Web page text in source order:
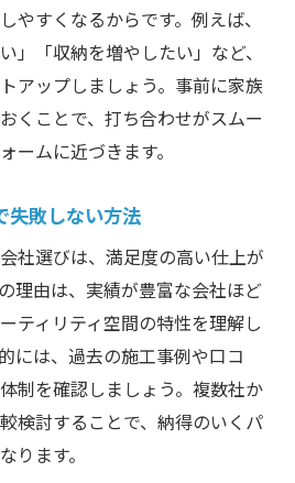
やすくなるからです。例えば、
」「収納を増やしたい」など、
アップしましょう。事前に家族
くことで、打ち合わせがスムー
ームに近づきます。
失敗しない方法
社選びは、満足度の高い仕上が
理由は、実績が豊富な会社ほど
ティリティ空間の特性を理解し
には、過去の施工事例や口コ
制を確認しましょう。複数社か
検討することで、納得のいくパ
ります。